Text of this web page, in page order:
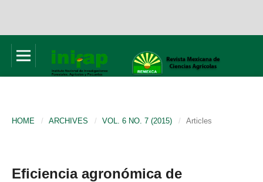
HOME / ARCHIVES / VOL. 6 NO. 7 (2015) / Articles
Eficiencia agronómica de